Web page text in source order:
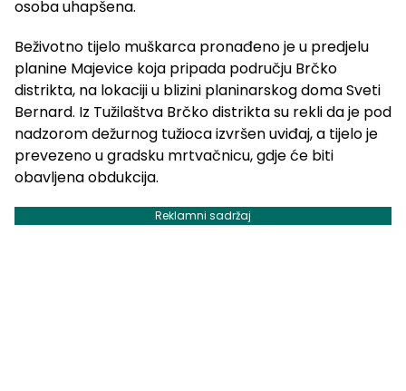
osoba uhapšena.
Beživotno tijelo muškarca pronađeno je u predjelu
planine Majevice koja pripada području Brčko
distrikta, na lokaciji u blizini planinarskog doma Sveti
Bernard. Iz Tužilaštva Brčko distrikta su rekli da je pod
nadzorom dežurnog tužioca izvršen uviđaj, a tijelo je
prevezeno u gradsku mrtvačnicu, gdje će biti
obavljena obdukcija.
Reklamni sadržaj